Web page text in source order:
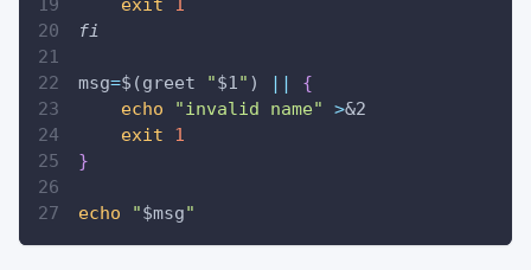
exit
1
fi
msg=$(greet "$1" ) ||
{
echo
"invalid name" >&2
exit
1
}
echo "$msg"